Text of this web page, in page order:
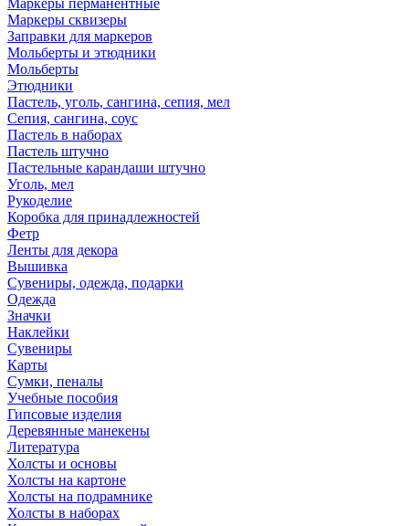
Маркеры перманентные
Маркеры сквизеры
Заправки для маркеров
Мольберты и этюдники
Мольберты
Этюдники
Пастель, уголь, сангина, сепия, мел
Сепия, сангина, соус
Пастель в наборах
Пастель штучно
Пастельные карандаши штучно
Уголь, мел
Рукоделие
Коробка для принадлежностей
Фетр
Ленты для декора
Вышивка
Сувениры, одежда, подарки
Одежда
Значки
Наклейки
Сувениры
Карты
Сумки, пеналы
Учебные пособия
Гипсовые изделия
Деревянные манекены
Литература
Холсты и основы
Холсты на картоне
Холсты на подрамнике
Холсты в наборах